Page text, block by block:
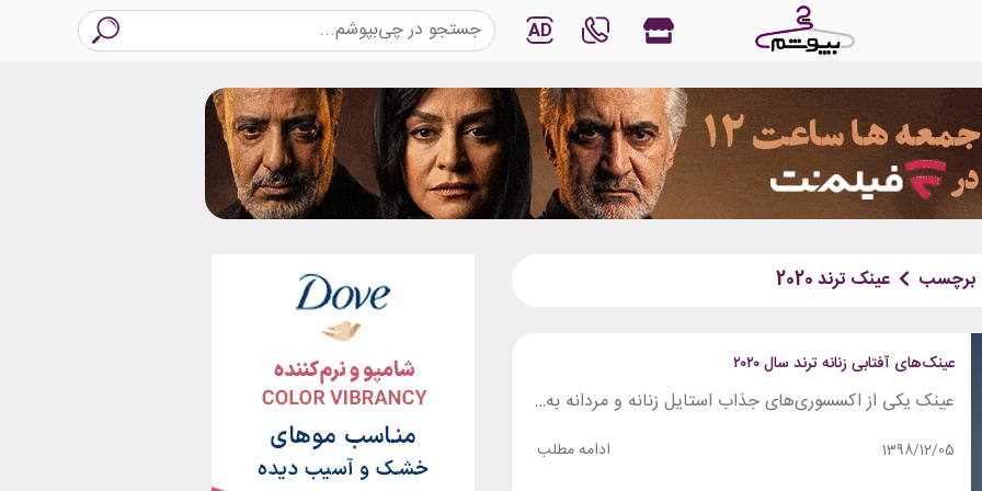
AD
برچسب عینک ترند 2020
عینک‌های آفتابی زنانه ترند سال ۲۰۲۰
عینک یکی از اکسسوری‌های جذاب استایل زنانه و مردانه به‌شمار می‌آید که نه‌تنها در فصول گرم سال مثل تابستان، کاربرد زیادی دارد، بلکه در فصل زمستان نیز که در بسیاری از مناطق، برف می‌بارد، به‌علت جلوگیری از آسیب اشعه خورشید به چشم (که از برف به چشم منعکس می‌شود)، مورد نیاز افرادی با چشم‌های حساس...
1398/12/05 ادامه مطلب